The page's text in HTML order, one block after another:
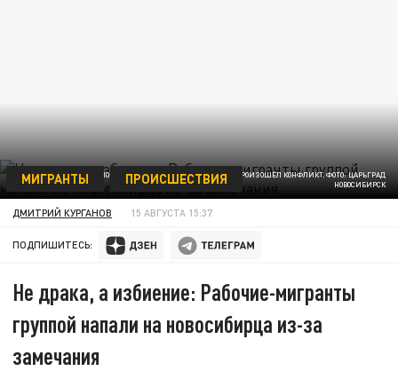
ДОМ № 28 ПО УЛИЦЕ ЛАЗАРЕВА, ОКОЛО КОТОРОГО ПРОИЗОШЁЛ КОНФЛИКТ. ФОТО: ЦАРЬГРАД
НОВОСИБИРСК
МИГРАНТЫ ПРОИСШЕСТВИЯ
ДМИТРИЙ КУРГАНОВ 15 АВГУСТА 15:37
ПОДПИШИТЕСЬ:
Не драка, а избиение: Рабочие-мигранты
группой напали на новосибирца из-за
замечания